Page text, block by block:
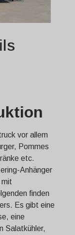
vor allem
Pommes
etc.
Anhänger
mit
finden
Es gibt eine
eine
Salatkühler,